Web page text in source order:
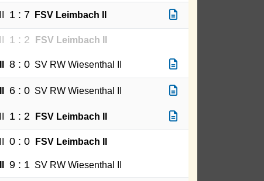
1 : 7 FSV Leimbach II
1 : 2 FSV Leimbach II
8 : 0 SV RW Wiesenthal II
6 : 0 SV RW Wiesenthal II
1 : 2 FSV Leimbach II
0 : 0 FSV Leimbach II
9 : 1 SV RW Wiesenthal II